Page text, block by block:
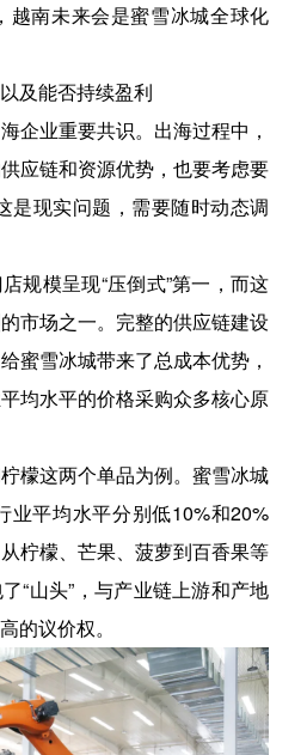
越南未来会是蜜雪冰城全球化
及能否持续盈利
企业重要共识。出海过程中，
应链和资源优势，也要考虑要
是现实问题，需要随时动态调
规模呈现“压倒式”第一，而这
市场之一。完整的供应链建设
蜜雪冰城带来了总成本优势，
均水平的价格采购众多核心原
檬这两个单品为例。蜜雪冰城
业平均水平分别低10%和20%
柠檬、芒果、菠萝到百香果等
“山头”，与产业链上游和产地
的议价权。